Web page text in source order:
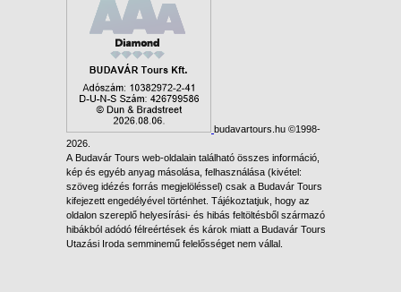
budavartours.hu ©1998-
2026.
A Budavár Tours web-oldalain található összes információ,
kép és egyéb anyag másolása, felhasználása (kivétel:
szöveg idézés forrás megjelöléssel) csak a Budavár Tours
kifejezett engedélyével történhet. Tájékoztatjuk, hogy az
oldalon szereplő helyesírási- és hibás feltöltésből származó
hibákból adódó félreértések és károk miatt a Budavár Tours
Utazási Iroda semminemű felelősséget nem vállal.